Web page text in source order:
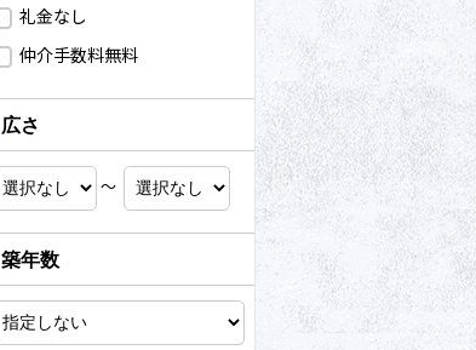
礼金なし
仲介手数料無料
広さ
～
築年数